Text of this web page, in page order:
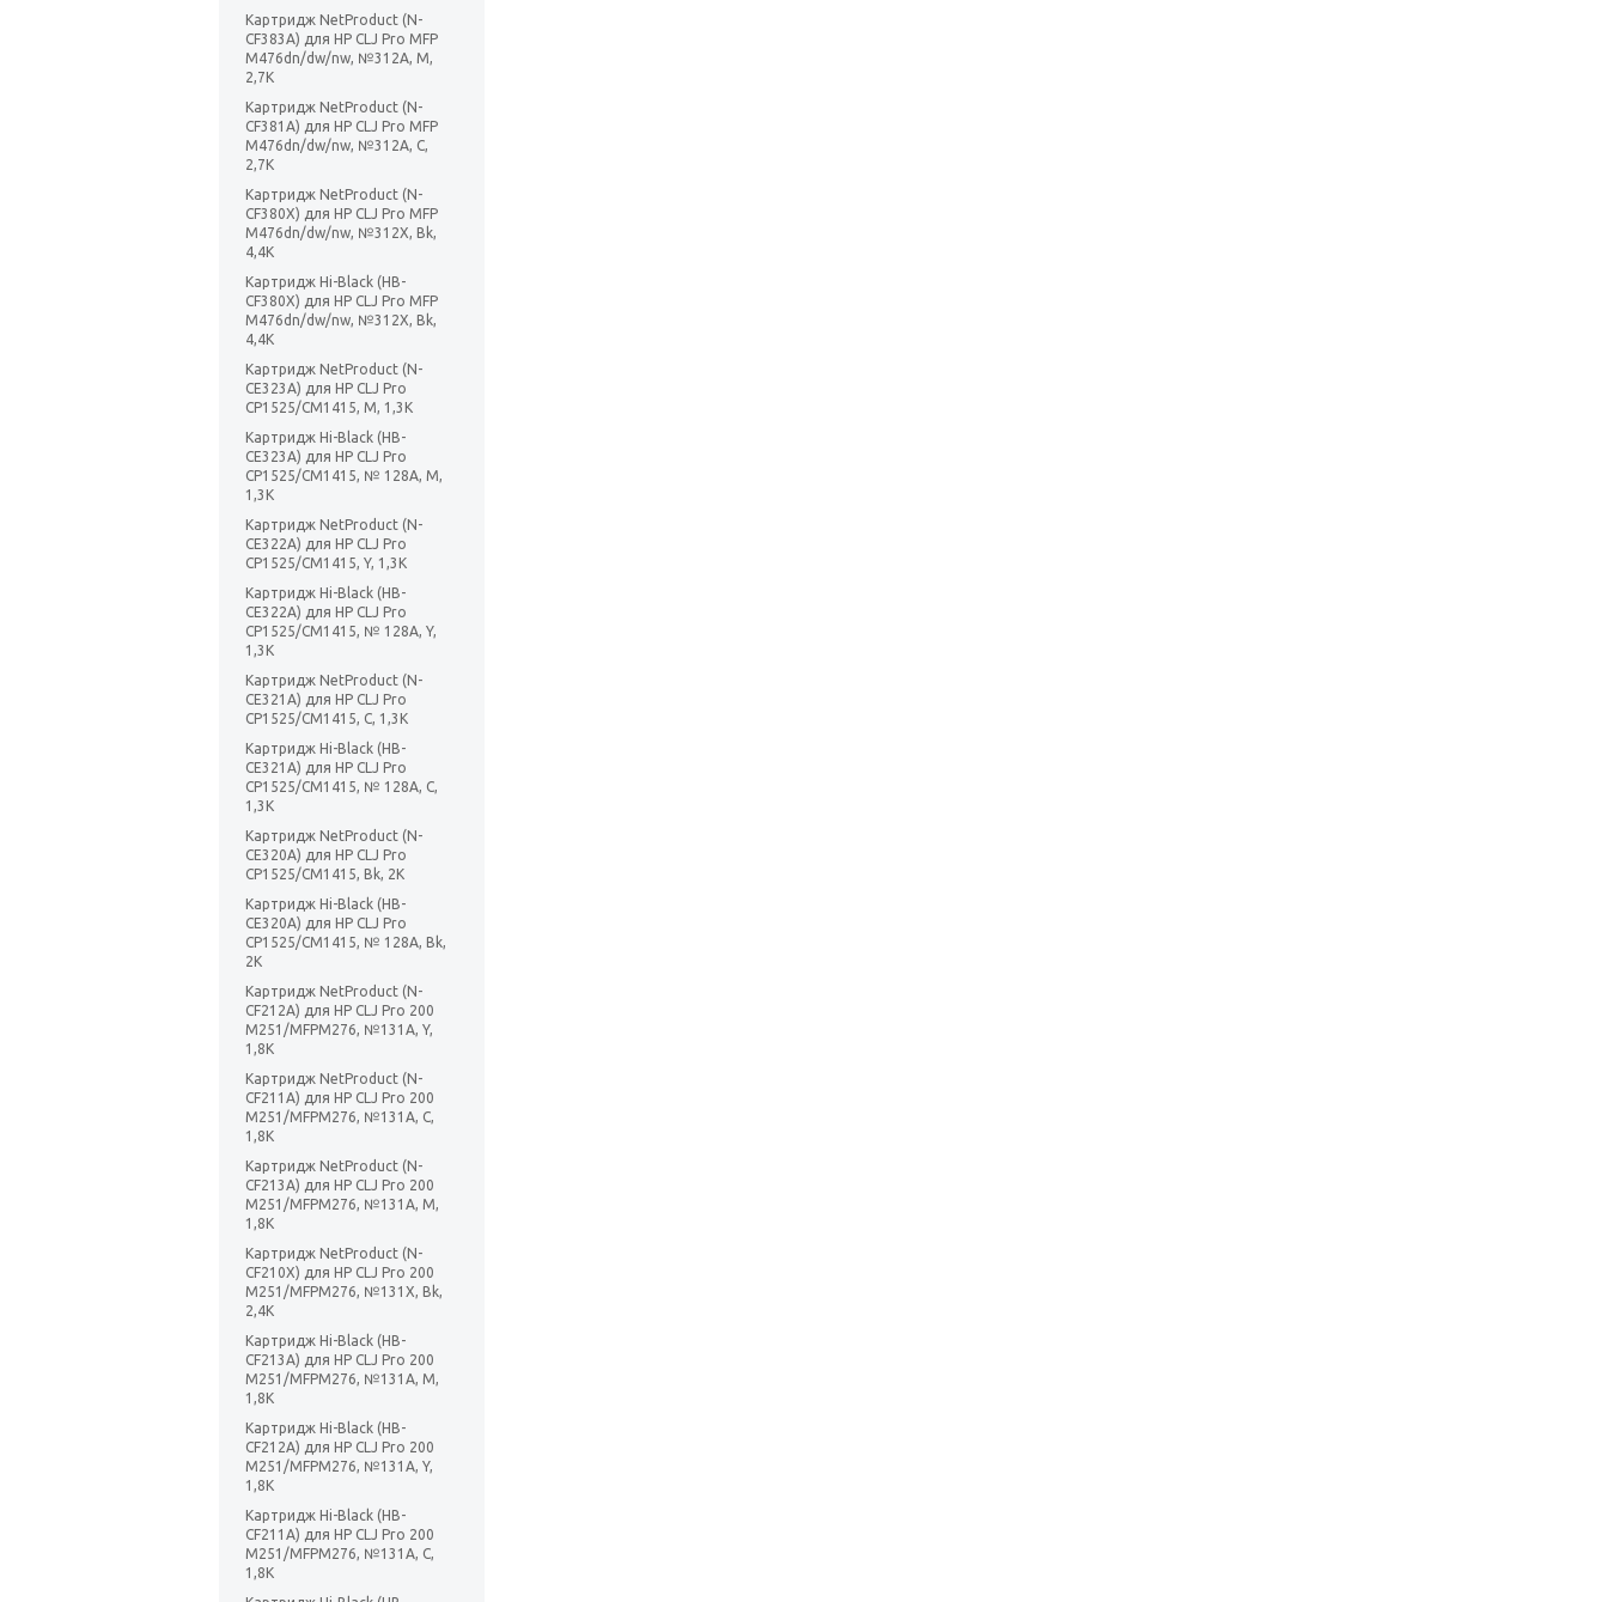
Картридж NetProduct (N-
CF383A) для HP CLJ Pro MFP
M476dn/dw/nw, №312A, M,
2,7K
Картридж NetProduct (N-
CF381A) для HP CLJ Pro MFP
M476dn/dw/nw, №312A, C,
2,7K
Картридж NetProduct (N-
CF380X) для HP CLJ Pro MFP
M476dn/dw/nw, №312X, Bk,
4,4K
Картридж Hi-Black (HB-
CF380X) для HP CLJ Pro MFP
M476dn/dw/nw, №312X, Bk,
4,4K
Картридж NetProduct (N-
CE323A) для HP CLJ Pro
CP1525/CM1415, M, 1,3K
Картридж Hi-Black (HB-
CE323A) для HP CLJ Pro
CP1525/CM1415, № 128A, M,
1,3K
Картридж NetProduct (N-
CE322A) для HP CLJ Pro
CP1525/CM1415, Y, 1,3K
Картридж Hi-Black (HB-
CE322A) для HP CLJ Pro
CP1525/CM1415, № 128A, Y,
1,3K
Картридж NetProduct (N-
CE321A) для HP CLJ Pro
CP1525/CM1415, C, 1,3K
Картридж Hi-Black (HB-
CE321A) для HP CLJ Pro
CP1525/CM1415, № 128A, C,
1,3K
Картридж NetProduct (N-
CE320A) для HP CLJ Pro
CP1525/CM1415, Bk, 2K
Картридж Hi-Black (HB-
CE320A) для HP CLJ Pro
CP1525/CM1415, № 128A, Bk,
2K
Картридж NetProduct (N-
CF212A) для HP CLJ Pro 200
M251/MFPM276, №131A, Y,
1,8K
Картридж NetProduct (N-
CF211A) для HP CLJ Pro 200
M251/MFPM276, №131A, C,
1,8K
Картридж NetProduct (N-
CF213A) для HP CLJ Pro 200
M251/MFPM276, №131A, M,
1,8K
Картридж NetProduct (N-
CF210X) для HP CLJ Pro 200
M251/MFPM276, №131X, Bk,
2,4K
Картридж Hi-Black (HB-
CF213A) для HP CLJ Pro 200
M251/MFPM276, №131A, M,
1,8K
Картридж Hi-Black (HB-
CF212A) для HP CLJ Pro 200
M251/MFPM276, №131A, Y,
1,8K
Картридж Hi-Black (HB-
CF211A) для HP CLJ Pro 200
M251/MFPM276, №131A, C,
1,8K